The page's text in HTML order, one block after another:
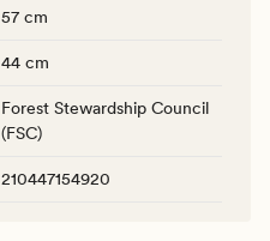
57 cm
44 cm
Forest Stewardship Council
(FSC)
210447154920